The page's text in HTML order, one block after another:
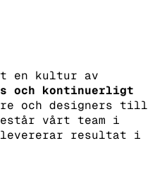
en kultur av
och kontinuerligt
och designers till
vårt team i
levererar resultat i